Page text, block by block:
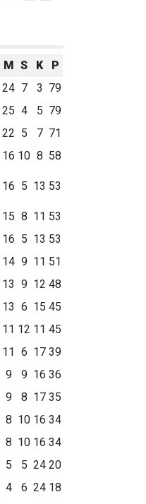
M S K
P
24 7 3 79
25 4 5 79
22 5 7 71
16 10 8 58
16 5 13 53
15 8 11 53
16 5 13 53
14 9 11 51
13 9 12 48
13 6 15 45
11 12 11 45
11 6 17 39
9 9 16 36
9 8 17 35
8 10 16 34
8 10 16 34
5 5 24 20
4 6 24 18